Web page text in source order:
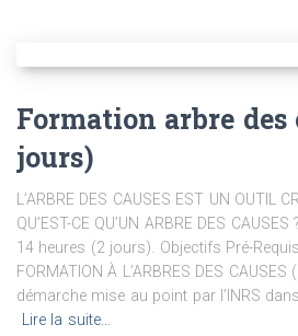
Formation arbre des
jours)
L’ARBRE DES CAUSES EST UN OUTIL
QU’EST-CE QU’UN ARBRE DES
14 heures (2 jours). Objectifs Pré-
FORMATION À L’ARBRES DES CAUSES
démarche mise au point par l’INRS
Lire la suite…